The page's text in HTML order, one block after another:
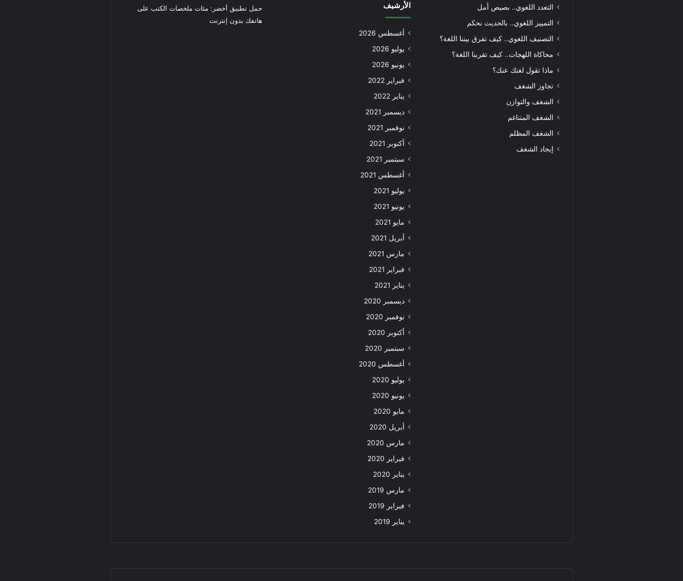
التعدد اللغوي.. بصيص أمل
التمييز اللغوي.. بالحديث نحكم
التصنيف اللغوي.. كيف تفرق بيننا اللغة؟
محاكاة اللهجات.. كيف تقربنا اللغة؟
ماذا تقول لغتك عنك؟
تجاوز الشغف
الشغف والتوازن
الشغف المتناغم
الشغف المظلم
إيجاد الشغف
الأرشيف
أغسطس 2026
يوليو 2026
يونيو 2026
فبراير 2022
يناير 2022
ديسمبر 2021
نوفمبر 2021
أكتوبر 2021
سبتمبر 2021
أغسطس 2021
يوليو 2021
يونيو 2021
مايو 2021
أبريل 2021
مارس 2021
فبراير 2021
يناير 2021
ديسمبر 2020
نوفمبر 2020
أكتوبر 2020
سبتمبر 2020
أغسطس 2020
يوليو 2020
يونيو 2020
مايو 2020
أبريل 2020
مارس 2020
فبراير 2020
يناير 2020
مارس 2019
فبراير 2019
يناير 2019
حمل تطبيق أخضر: مئات ملخصات الكتب على
هاتفك بدون إنترنت